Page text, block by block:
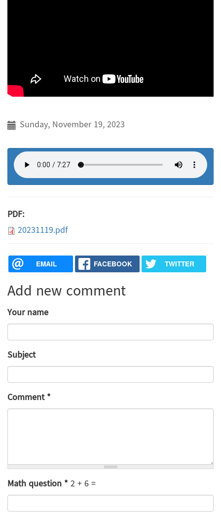
Sunday, November 19, 2023
PDF:
20231119.pdf
EMAIL FACEBOOK TWITTER
Add new comment
Your name
Subject
Comment*
Math question*2 + 6 =